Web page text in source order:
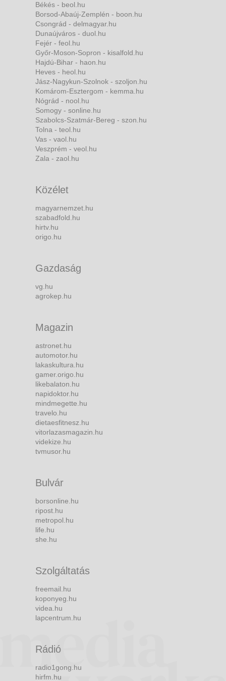
Békés - beol.hu
Borsod-Abaúj-Zemplén - boon.hu
Csongrád - delmagyar.hu
Dunaújváros - duol.hu
Fejér - feol.hu
Győr-Moson-Sopron - kisalfold.hu
Hajdú-Bihar - haon.hu
Heves - heol.hu
Jász-Nagykun-Szolnok - szoljon.hu
Komárom-Esztergom - kemma.hu
Nógrád - nool.hu
Somogy - sonline.hu
Szabolcs-Szatmár-Bereg - szon.hu
Tolna - teol.hu
Vas - vaol.hu
Veszprém - veol.hu
Zala - zaol.hu
Közélet
magyarnemzet.hu
szabadfold.hu
hirtv.hu
origo.hu
Gazdaság
vg.hu
agrokep.hu
Magazin
astronet.hu
automotor.hu
lakaskultura.hu
gamer.origo.hu
likebalaton.hu
napidoktor.hu
mindmegette.hu
travelo.hu
dietaesfitnesz.hu
vitorlazasmagazin.hu
videkize.hu
tvmusor.hu
Bulvár
borsonline.hu
ripost.hu
metropol.hu
life.hu
she.hu
Szolgáltatás
freemail.hu
koponyeg.hu
videa.hu
lapcentrum.hu
Rádió
radio1gong.hu
hirfm.hu